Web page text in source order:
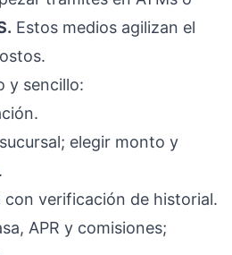
Estos medios agilizan el
y sencillo:
elegir monto y
.
con verificación de historial.
APR y comisiones;